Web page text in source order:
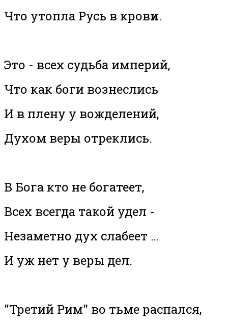
Что утопла Русь в крови.
Это - всех судьба империй,
Что как боги вознеслись
И в плену у вожделений,
Духом веры отреклись.
В Бога кто не богатеет,
Всех всегда такой удел -
Незаметно дух слабеет …
И уж нет у веры дел.
"Третий Рим" во тьме распался,